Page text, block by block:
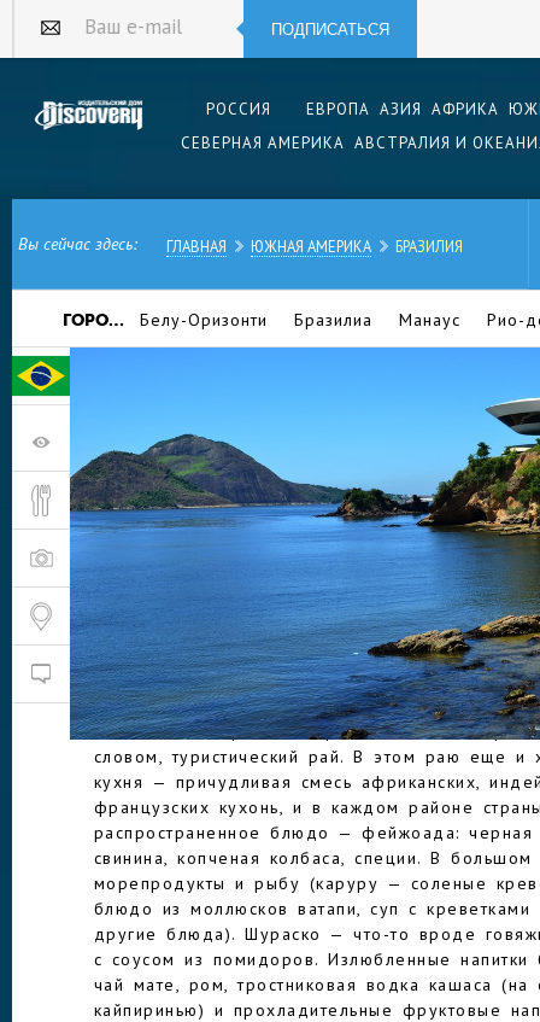
Ваш e-mail ПОДПИСАТЬСЯ
РОССИЯ ЕВРОПА АЗИЯ АФРИКА
СЕВЕРНАЯ АМЕРИКА АВСТРАЛИЯ И
Вы сейчас здесь: ГЛАВНАЯ ЮЖНАЯ АМЕРИКА БРАЗИЛИЯ
ГОРОДА: Белу-Оризонти Бразилиа Манаус Рио-
БРАЗИЛИЯ
У некоторых россиян Бразилия
множеством диких обезьян из фильма про
Остапом Бендером, который везде искал и
Жанейро. К счастью для нас, мы имеем
и остальную Бразилию, чтобы узнать, что,
есть много-много чего еще.
Страна бразильских сериалов, над которыми
слезу не одна российская домохозяйка — это
Рио-де-Жанейро, и увековеченные в песнях
Копакабана, и одно из семи чудес света —
водопады Игуасу, и известные на весь мир
и амазонские джунгли, и горьковатый символ
коктейль кайпиринья, и приветливые
словом, туристический рай. В этом раю еще и
кухня — причудливая смесь африканских,
французских кухонь, и в каждом районе
распространенное блюдо — фейжоада:
свинина, копченая колбаса, специи. В большом
морепродукты и рыбу (каруру — соленые
блюдо из моллюсков ватапи, суп с креветками
другие блюда). Шураско — что-то вроде
с соусом из помидоров. Излюбленные напитки
чай мате, ром, тростниковая водка кашаса
кайпиринью) и прохладительные фруктовые